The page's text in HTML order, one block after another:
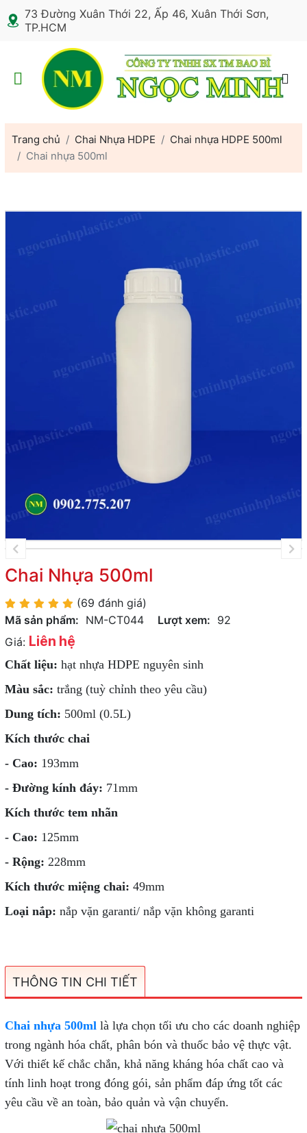
73 Đường Xuân Thới 22, Ấp 46, Xuân Thới Sơn,
TP.HCM
Trang chủ Chai Nhựa HDPE
Chai nhựa HDPE 500ml
Chai nhựa 500ml
Chai Nhựa 500ml
(69 đánh giá)
Mã sản phẩm: NM-CT044 Lượt xem: 92
Giá: Liên hệ
Chất liệu: hạt nhựa HDPE nguyên sinh
Màu sắc: trắng (tuỳ chỉnh theo yêu cầu)
Dung tích: 500ml (0.5L)
Kích thước chai
- Cao: 193mm
- Đường kính đáy: 71mm
Kích thước tem nhãn
- Cao: 125mm
- Rộng: 228mm
Kích thước miệng chai: 49mm
Loại nắp: nắp vặn garanti/ nắp vặn không garanti
THÔNG TIN CHI TIẾT
Chai nhựa 500mllà lựa chọn tối ưu cho các doanh nghiệp
trong ngành hóa chất, phân bón và thuốc bảo vệ thực vật.
Với thiết kế chắc chắn, khả năng kháng hóa chất cao và
tính linh hoạt trong đóng gói, sản phẩm đáp ứng tốt các
yêu cầu về an toàn, bảo quản và vận chuyển.